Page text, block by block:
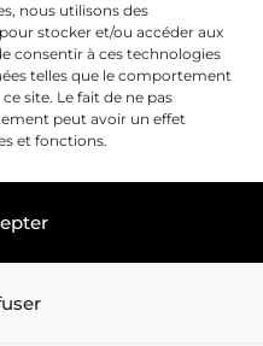
nous utilisons des
stocker et/ou accéder aux
consentir à ces technologies
telles que le comportement
site. Le fait de ne pas
peut avoir un effet
et fonctions.